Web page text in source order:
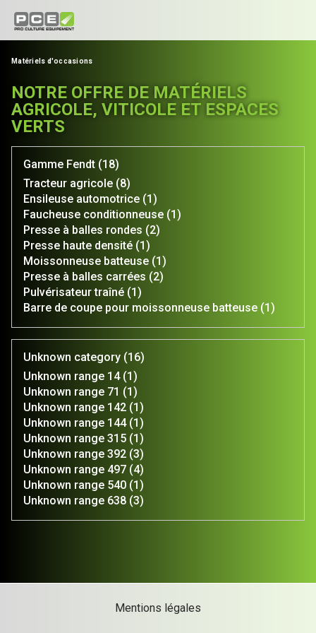
NOTRE OFFRE DE MATÉRIELS
AGRICOLE, VITICOLE ET ESPACES
VERTS
Matériels d'occasions
Gamme Fendt (18)
Tracteur agricole (8)
Ensileuse automotrice (1)
Faucheuse conditionneuse (1)
Presse à balles rondes (2)
Presse haute densité (1)
Moissonneuse batteuse (1)
Presse à balles carrées (2)
Pulvérisateur traîné (1)
Barre de coupe pour moissonneuse batteuse (1)
Unknown category (16)
Unknown range 14 (1)
Unknown range 71 (1)
Unknown range 142 (1)
Unknown range 144 (1)
Unknown range 315 (1)
Unknown range 392 (3)
Unknown range 497 (4)
Unknown range 540 (1)
Unknown range 638 (3)
Mentions légales